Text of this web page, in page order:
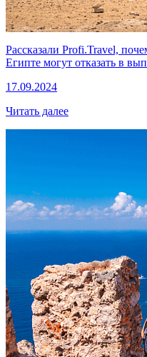
Рассказали Profi.Travel,
Египте могут отказать в
17.09.2024
Читать далее